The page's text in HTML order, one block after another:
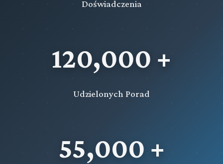
Doświadczenia
120,000 +
Udzielonych Porad
55,000 +